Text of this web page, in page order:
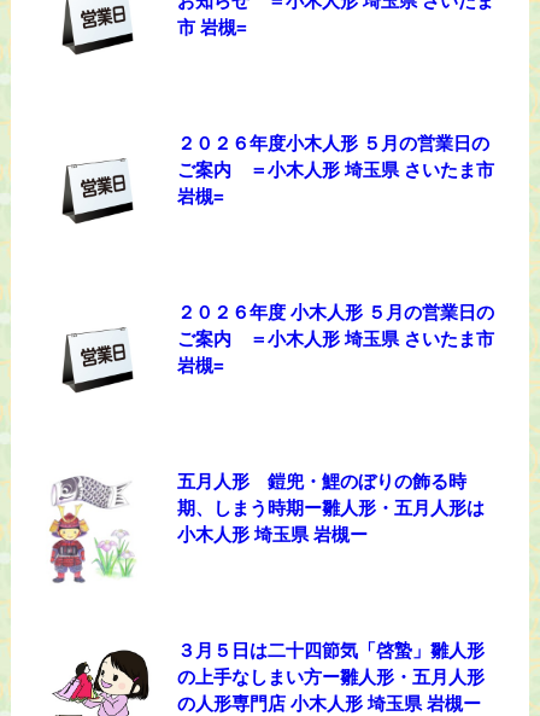
市 岩槻=
２０２６年度小木人形 ５月の営業日の
ご案内 ＝小木人形 埼玉県 さいたま市
岩槻=
２０２６年度 小木人形 ５月の営業日の
ご案内 ＝小木人形 埼玉県 さいたま市
岩槻=
五月人形 鎧兜・鯉のぼりの飾る時
期、しまう時期ー雛人形・五月人形は
小木人形 埼玉県 岩槻ー
３月５日は二十四節気「啓蟄」雛人形
の上手なしまい方ー雛人形・五月人形
の人形専門店 小木人形 埼玉県 岩槻ー